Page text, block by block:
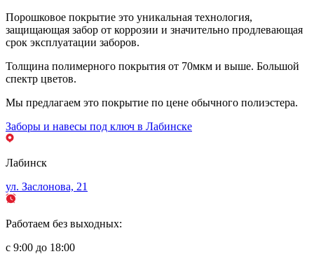
Порошковое покрытие это уникальная технология,
защищающая забор от коррозии и значительно продлевающая
срок эксплуатации заборов.
Толщина полимерного покрытия от 70мкм и выше. Большой
спектр цветов.
Мы предлагаем это покрытие по цене обычного полиэстера.
Заборы и навесы под ключ в Лабинске
Лабинск
ул. Заслонова, 21
Работаем без выходных:
с 9:00 до 18:00